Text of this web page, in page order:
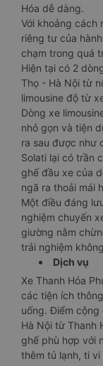
Hóa dễ dàng.
Với khoảng cách
riêng tư của
chạm trong quá
Hiện tại có 2
Thọ - Hà Nội từ
limousine độ từ
Dòng xe
nhỏ gọn và tiện
ra sau được như
Solati lại có trần
ghế đầu xe của
ngã ra thoải mái
Một điều đáng
nghiệm chuyến
giường nằm
trải nghiệm
Dịch vụ
Xe Thanh Hóa
các tiện ích
uống. Điểm cộng
Hà Nội từ Thanh
ghế phù hợp với
thêm tủ lạnh, ti